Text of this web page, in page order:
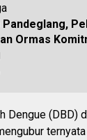
Ormas
Dengue (DBD)